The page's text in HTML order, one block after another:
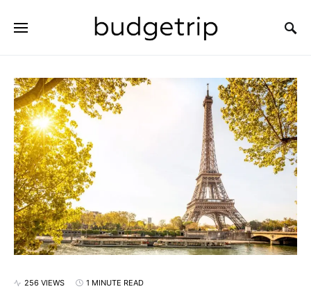
256 VIEWS 1 MINUTE READ